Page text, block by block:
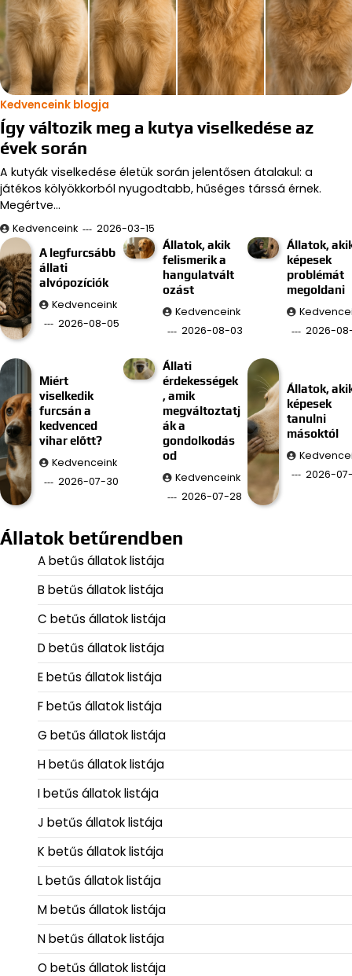
Kedvenceink blogja
Így változik meg a kutya viselkedése az
évek során
A kutyák viselkedése életük során jelentősen átalakul: a
játékos kölyökkorból nyugodtabb, hűséges társsá érnek.
Megértve…
Kedvenceink
2026-03-15
A legfurcsább
állati
alvópozíciók
Kedvenceink
2026-08-05
Állatok, akik
felismerik a
hangulatvált
ozást
Kedvenceink
2026-08-03
Állatok,
képesek
problémát
megoldani
2026-
Miért
viselkedik
furcsán a
kedvenced
vihar előtt?
Kedvenceink
2026-07-30
Állati
érdekességek
, amik
megváltoztatj
ák a
gondolkodás
od
Kedvenceink
2026-07-28
Állatok,
képesek
tanulni
másoktól
2026-
Állatok betűrendben
A betűs állatok listája
B betűs állatok listája
C betűs állatok listája
D betűs állatok listája
E betűs állatok listája
F betűs állatok listája
G betűs állatok listája
H betűs állatok listája
I betűs állatok listája
J betűs állatok listája
K betűs állatok listája
L betűs állatok listája
M betűs állatok listája
N betűs állatok listája
O betűs állatok listája